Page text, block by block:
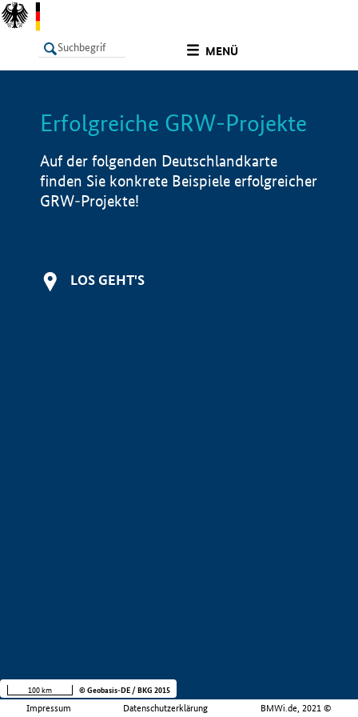
MENÜ
LISTE Info
Erfolgreiche GRW-Projekte
Auf der folgenden Deutschlandkarte
finden Sie konkrete Beispiele erfolgreicher
GRW-Projekte!
LOS GEHT'S
Impressum Datenschutzerklärung BMWi.de, 2021 ©
100 km © Geobasis-DE / BKG 2015